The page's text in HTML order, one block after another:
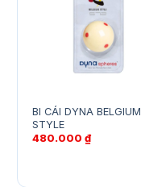
BI CÁI DYNA BELGIUM
STYLE
480.000 ₫